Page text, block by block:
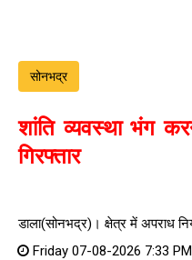
सोनभद्र
शांति व्यवस्था भंग
गिरफ्तार
डाला(सोनभद्र)। क्षेत्र में अपराध
Friday 07-08-2026 7:33 PM